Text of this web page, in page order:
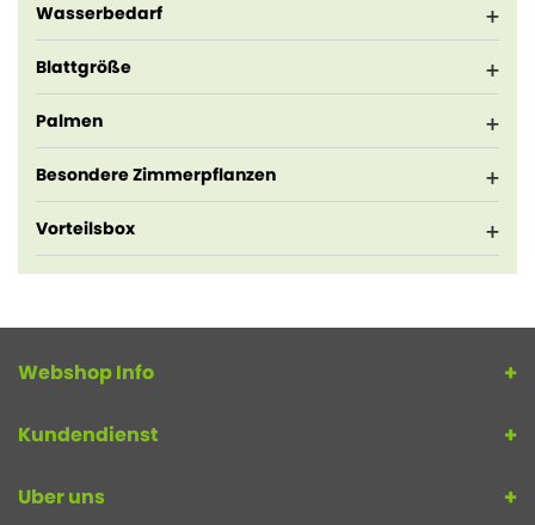
Wasserbedarf
Blattgröße
Palmen
Besondere Zimmerpflanzen
Vorteilsbox
Webshop Info
Kundendienst
Uber uns